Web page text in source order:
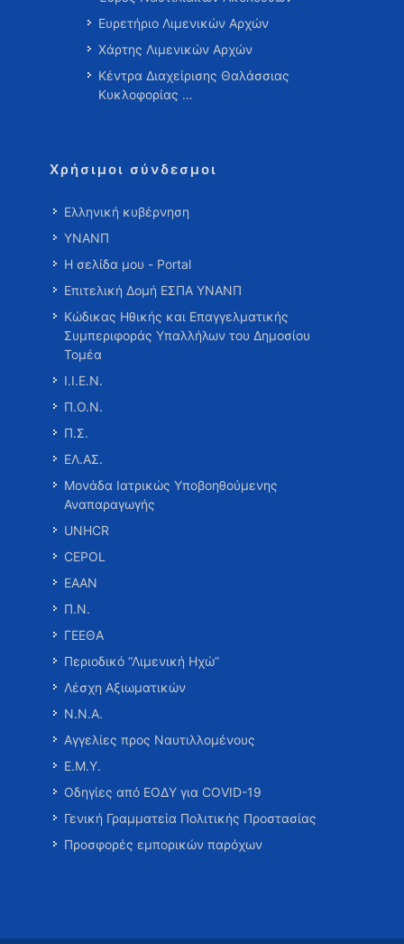
Ευρετήριο Λιμενικών Αρχών
Χάρτης Λιμενικών Αρχών
Κέντρα Διαχείρισης Θαλάσσιας
Κυκλοφορίας …
Χρήσιμοι σύνδεσμοι
Ελληνική κυβέρνηση
ΥΝΑΝΠ
Η σελίδα μου - Portal
Επιτελική Δομή ΕΣΠΑ ΥΝΑΝΠ
Κώδικας Ηθικής και Επαγγελματικής
Συμπεριφοράς Υπαλλήλων του Δημοσίου
Τομέα
Ι.Ι.Ε.Ν.
Π.Ο.Ν.
Π.Σ.
ΕΛ.ΑΣ.
Μονάδα Ιατρικώς Υποβοηθούμενης
Αναπαραγωγής
UNHCR
CEPOL
ΕΑΑΝ
Π.Ν.
ΓΕΕΘΑ
Περιοδικό “Λιμενική Ηχώ”
Λέσχη Αξιωματικών
Ν.Ν.Α.
Αγγελίες προς Ναυτιλλομένους
Ε.Μ.Υ.
Οδηγίες από ΕΟΔΥ για COVID-19
Γενική Γραμματεία Πολιτικής Προστασίας
Προσφορές εμπορικών παρόχων